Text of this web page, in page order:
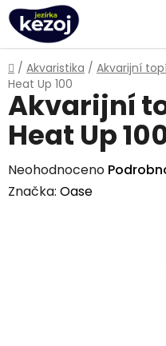
Přejít
na
obsah
Domů
/ Akvaristika / Akvarijní
Heat Up 100
Akvarijní
Heat Up
Průměrné
hodnocení
Neohodnoceno
Značka: Oase